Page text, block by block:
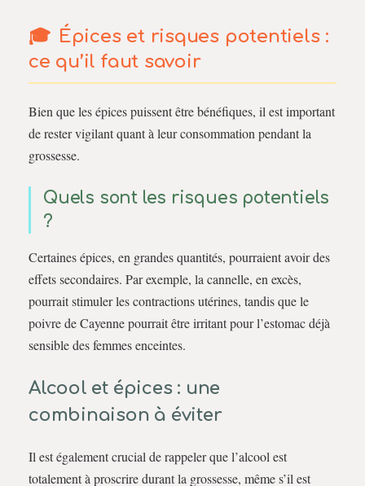
Épices et risques potentiels :
ce qu’il faut savoir
Bien que les épices puissent être bénéfiques, il est important
de rester vigilant quant à leur consommation pendant la
grossesse.
Quels sont les risques potentiels
?
Certaines épices, en grandes quantités, pourraient avoir des
effets secondaires. Par exemple, la cannelle, en excès,
pourrait stimuler les contractions utérines, tandis que le
poivre de Cayenne pourrait être irritant pour l’estomac déjà
sensible des femmes enceintes.
Alcool et épices : une
combinaison à éviter
Il est également crucial de rappeler que l’alcool est
totalement à proscrire durant la grossesse, même s’il est